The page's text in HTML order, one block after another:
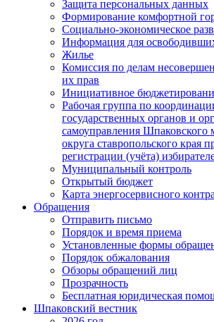
Защита персональных данных
Формирование комфортной
Социально-экономическое
Информация для
Жилье
Комиссия по делам
их прав
Инициативное
Рабочая группа по
государственных органов и
самоуправления Шпаковского
округа ставропольского края
регистрации (учёта)
Муниципальный контроль
Открытый бюджет
Карта энергосервисного
Обращения
Отправить письмо
Порядок и время приема
Установленные формы
Порядок обжалования
Обзоры обращений лиц
Прозрачность
Бесплатная юридическая
Шпаковский вестник